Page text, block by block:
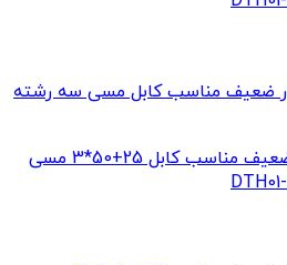
سرکابل حرارتی فشار ضعیف مناسب کابل 25+50*3 مسی